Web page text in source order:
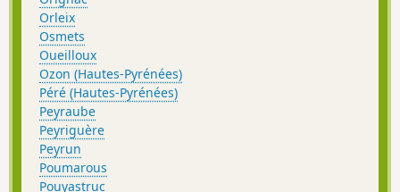
Orleix
Osmets
Oueilloux
Ozon (Hautes-Pyrénées)
Péré (Hautes-Pyrénées)
Peyraube
Peyriguère
Peyrun
Poumarous
Pouyastruc